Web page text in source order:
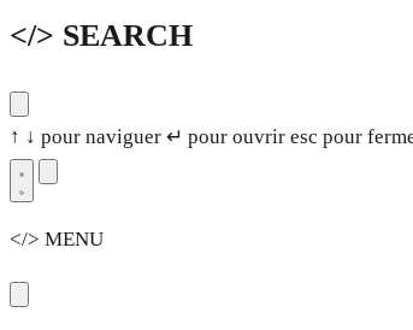
</> SEARCH
↑ ↓ pour naviguer ↵ pour ouvrir esc pour
</> MENU